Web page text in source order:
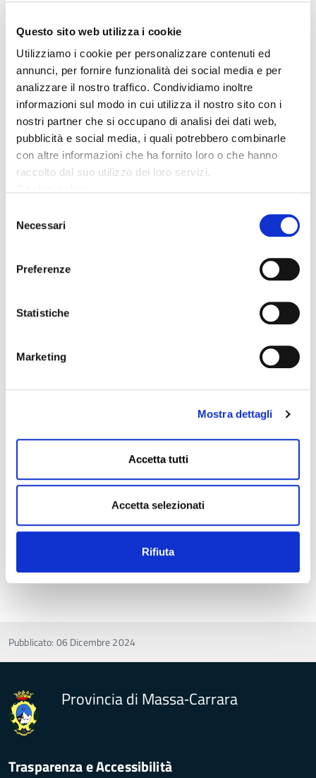
Questo sito web utilizza i cookie
Utilizziamo i cookie per personalizzare contenuti ed
annunci, per fornire funzionalità dei social media e per
analizzare il nostro traffico. Condividiamo inoltre
informazioni sul modo in cui utilizza il nostro sito con i
nostri partner che si occupano di analisi dei dati web,
pubblicità e social media, i quali potrebbero combinarle
con altre informazioni che ha fornito loro o che hanno
raccolto dal suo utilizzo dei loro servizi.
delNecessari
Preferenze
Statistiche
Marketing
Mostra dettagli
Accetta tutti
Accetta selezionati
Rifiuta
rapporto di partnership consolidato con ZIA sulle tematiche di
formazione competenze e responsabilità sociale sul territorio
apuano. Si tratta di temi che come Baker Hughes rientrano tra le
nostre priorità strategiche più importanti e sono parti fondanti
della strategia futura di crescita e di espansione dello stabilimento
dei prossimianni.Sono stata molto contenta di incontrare gli
studenti che si sono dimostrati curiosi e interessati alle nostre
tecnologie ”
Condividi
Data
06 Dicembre 2024
Pubblicato: 06 Dicembre 2024
Provincia di Massa‑Carrara
Trasparenza e Accessibilità